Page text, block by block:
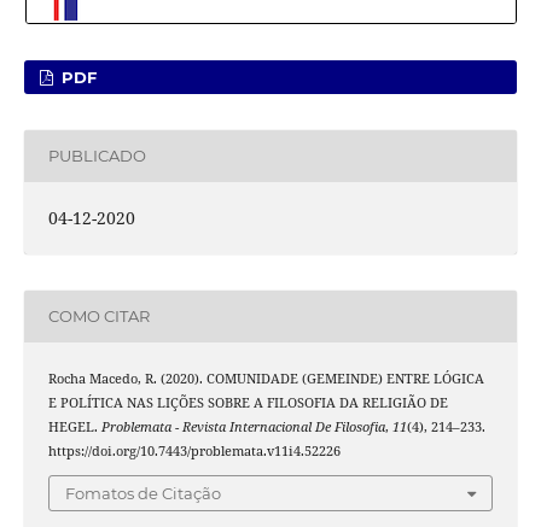
PDF
PUBLICADO
04-12-2020
COMO CITAR
Rocha Macedo, R. (2020). COMUNIDADE (GEMEINDE) ENTRE LÓGICA
E POLÍTICA NAS LIÇÕES SOBRE A FILOSOFIA DA RELIGIÃO DE
HEGEL. Problemata - Revista Internacional De Filosofia, 11(4), 214–233.
https://doi.org/10.7443/problemata.v11i4.52226
Fomatos de Citação